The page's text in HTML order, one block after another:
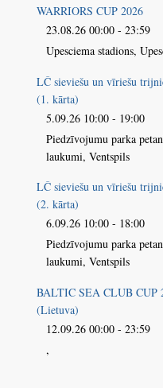
WARRIORS CUP 2026
23.08.26 00:00 - 23:59
Upesciema stadions,
LČ sieviešu un vīriešu
(1. kārta)
5.09.26 10:00 - 19:00
Piedzīvojumu parka
laukumi, Ventspils
LČ sieviešu un vīriešu
(2. kārta)
6.09.26 10:00 - 18:00
Piedzīvojumu parka
laukumi, Ventspils
BALTIC SEA CLUB CUP
(Lietuva)
12.09.26 00:00 - 23:59
,